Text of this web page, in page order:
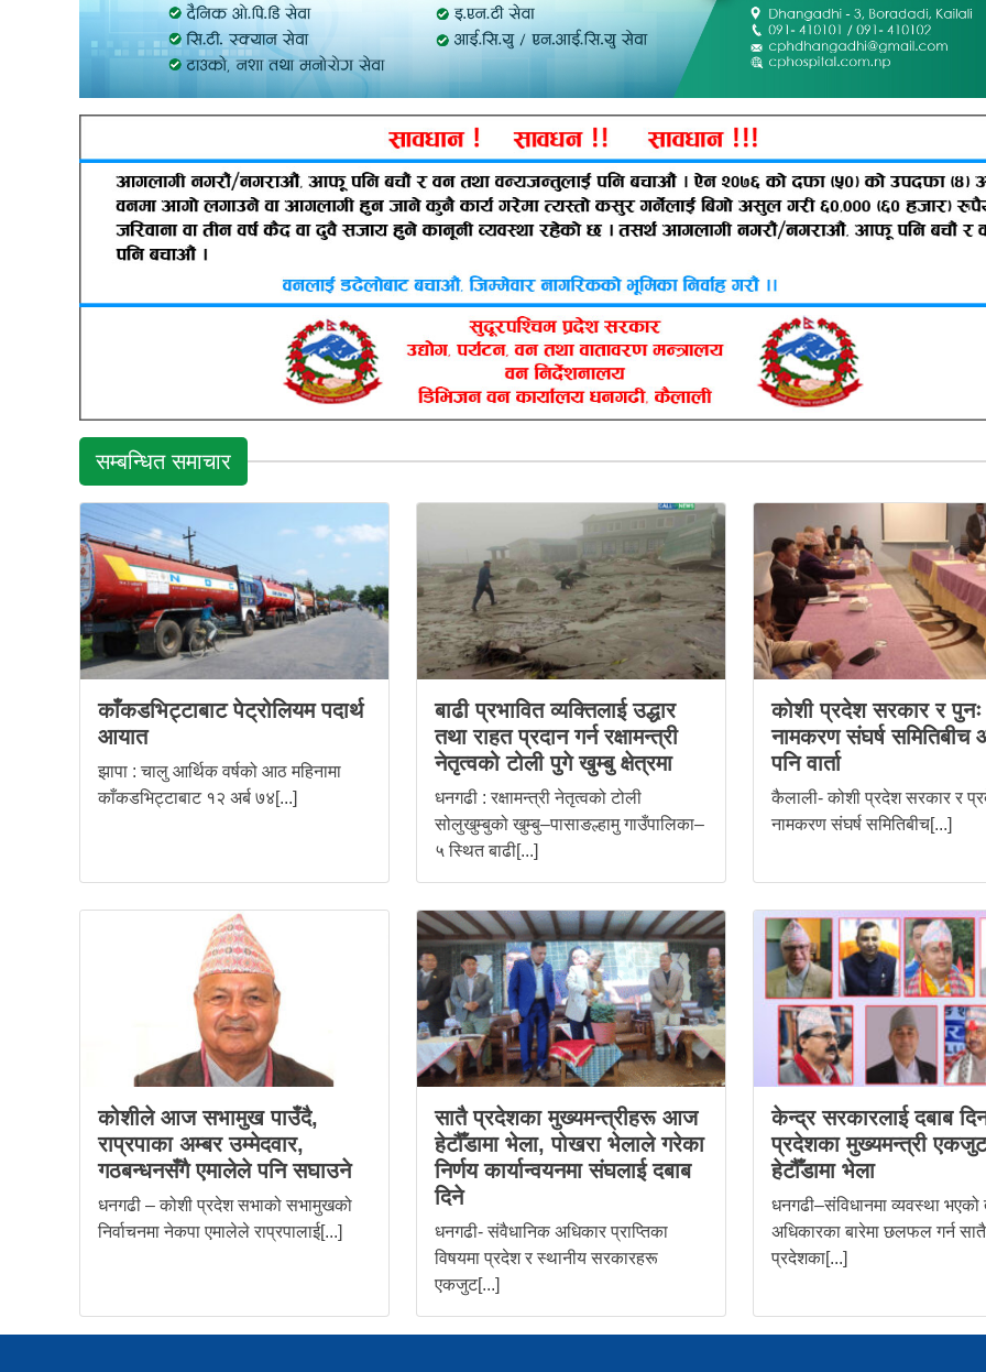
सम्बन्धित समाचार
काँकडभिट्टाबाट पेट्रोलियम पदार्थ
आयात
झापा : चालु आर्थिक वर्षको आठ महिनामा
काँकडभिट्टाबाट १२ अर्ब ७४[...]
बाढी प्रभावित व्यक्तिलाई उद्धार
तथा राहत प्रदान गर्न रक्षामन्त्री
नेतृत्वको टोली पुगे खुम्बु क्षेत्रमा
धनगढी : रक्षामन्त्री नेतृत्वको टोली
सोलुखुम्बुको खुम्बु–पासाङल्हामु गाउँपालिका–
५ स्थित बाढी[...]
कोशी प्रदेश सरकार र पुनः
नामकरण संघर्ष
पनि वार्ता
कैलाली- कोशी प्रदेश सरकार र
नामकरण संघर्ष समितिबीच[...]
कोशीले आज सभामुख पाउँदै,
राप्रपाका अम्बर उम्मेदवार,
गठबन्धनसँगै एमालेले पनि सघाउने
धनगढी – कोशी प्रदेश सभाको सभामुखको
निर्वाचनमा नेकपा एमालेले राप्रपालाई[...]
सातै प्रदेशका मुख्यमन्त्रीहरू आज
हेटौँडामा भेला, पोखरा भेलाले गरेका
निर्णय कार्यान्वयनमा संघलाई दबाब
दिने
धनगढी- संवैधानिक अधिकार प्राप्तिका
विषयमा प्रदेश र स्थानीय सरकारहरू
एकजुट[...]
केन्द्र सरकारलाई दबाब
प्रदेशका मुख्यमन्त्री
हेटौँडामा भेला
धनगढी–संविधानमा व्यवस्था
अधिकारका बारेमा छलफल गर्न सातै
प्रदेशका[...]